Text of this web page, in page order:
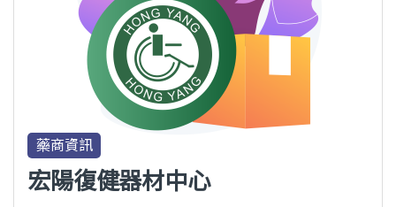
藥商資訊
宏陽復健器材中心